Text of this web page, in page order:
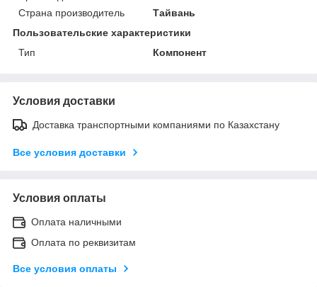
Страна производитель
Тайвань
Пользовательские характеристики
Тип
Компонент
Условия доставки
Доставка транспортными компаниями по Казахстану
Все условия доставки
Условия оплаты
Оплата наличными
Оплата по реквизитам
Все условия оплаты